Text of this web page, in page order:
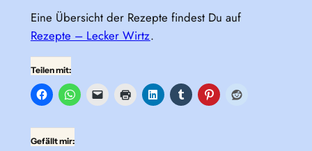
Eine Übersicht der Rezepte findest Du auf
Rezepte – Lecker Wirtz.
Teilen mit:
Gefällt mir: